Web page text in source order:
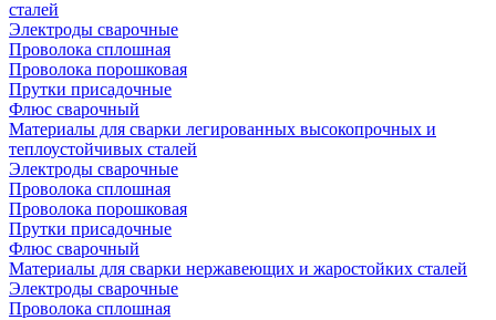
сталей
Электроды сварочные
Проволока сплошная
Проволока порошковая
Прутки присадочные
Флюс сварочный
Материалы для сварки легированных высокопрочных и
теплоустойчивых сталей
Электроды сварочные
Проволока сплошная
Проволока порошковая
Прутки присадочные
Флюс сварочный
Материалы для сварки нержавеющих и жаростойких сталей
Электроды сварочные
Проволока сплошная